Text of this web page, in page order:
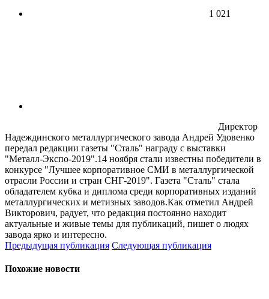
1 021
Директор
Надеждинского металлургического завода Андрей Удовенко
передал редакции газеты "Сталь" награду с выставки
"Металл-Экспо-2019".14 ноября стали известны победители в
конкурсе "Лучшее корпоративное СМИ в металлургической
отрасли России и стран СНГ-2019". Газета "Сталь" стала
обладателем кубка и диплома среди корпоративных изданий
металлургических и метизных заводов.Как отметил Андрей
Викторович, радует, что редакция постоянно находит
актуальные и живые темы для публикаций, пишет о людях
завода ярко и интересно.
Предыдущая публикация Следующая публикация
Похожие новости